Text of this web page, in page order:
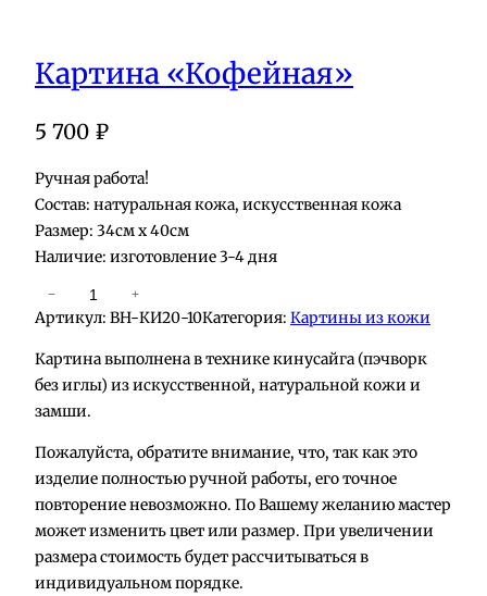
Картина «Кофейная»
5 700 ₽
Ручная работа!
Состав: натуральная кожа, искусственная кожа
Размер: 34см х 40см
Наличие: изготовление 3-4 дня
о
л
и
с
т
в
о
т
о
− +
Артикул: BH-КИ20-10Категория: Картины из кожи
Картина выполнена в технике кинусайга (пэчворк
без иглы) из искусственной, натуральной кожи и
замши.
Пожалуйста, обратите внимание, что, так как это
изделие полностью ручной работы, его точное
повторение невозможно. По Вашему желанию мастер
может изменить цвет или размер. При увеличении
размера стоимость будет рассчитываться в
индивидуальном порядке.